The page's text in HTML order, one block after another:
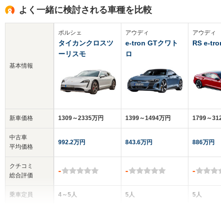
よく一緒に検討される車種を比較
基本情報
新車価格
中古車
平均価格
クチコミ
総合評価
乗車定員
ポルシェ
タイカンクロスツ
ーリスモ
1309～2335万円
992.2万円
-
4～5人
アウディ
e-tron GTクワト
ロ
1399～1494万円
843.6万円
-
5人
アウディ
RS e-
1799～
886万円
-
5人